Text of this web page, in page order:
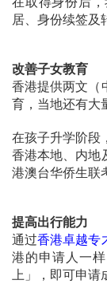
居、身份续签及
改善子女教育
香港提供两文（
育，当地还有大
在孩子升学阶段
香港本地、内地
港澳台华侨生联
提高出行能力
通过香港卓越专
港的申请人一
上」，即可申请